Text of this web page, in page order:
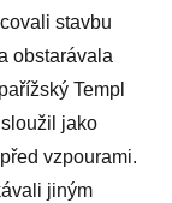
stavbu
obstarávala
Templ
jako
vzpourami.
jiným